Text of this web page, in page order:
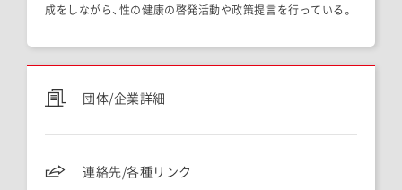
成をしながら、性の健康の啓発活動や政策提言を行っている。
団体/企業詳細
連絡先/各種リンク